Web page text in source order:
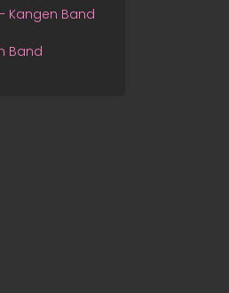
Kangen Band
Band